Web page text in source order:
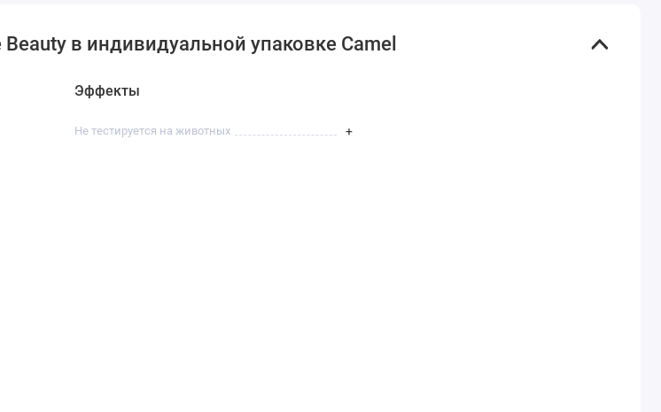
в индивидуальной упаковке Camel
Эффекты
Не тестируется на животных +